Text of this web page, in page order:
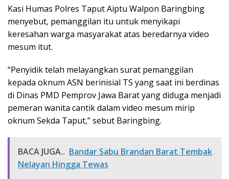
Kasi Humas Polres Taput Aiptu Walpon Baringbing
menyebut, pemanggilan itu untuk menyikapi
keresahan warga masyarakat atas beredarnya video
mesum itut.
“Penyidik telah melayangkan surat pemanggilan
kepada oknum ASN berinisial TS yang saat ini berdinas
di Dinas PMD Pemprov Jawa Barat yang diduga menjadi
pemeran wanita cantik dalam video mesum mirip
oknum Sekda Taput,” sebut Baringbing.
BACA JUGA.. Bandar Sabu Brandan Barat Tembak
Nelayan Hingga Tewas